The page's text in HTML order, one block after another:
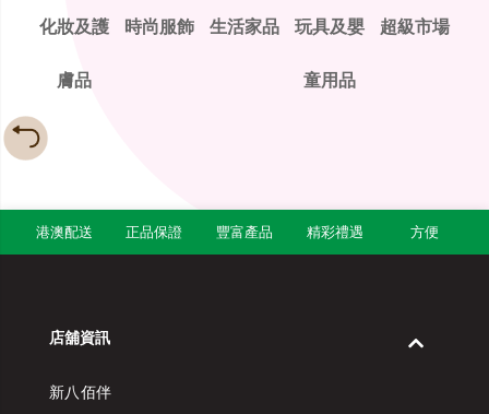
化妝及護
膚品
時尚服飾 生活家品 玩具及嬰
童用品
超級市場
港澳配送 正品保證 豐富產品 精彩禮遇 方便
店舖資訊
新八佰伴